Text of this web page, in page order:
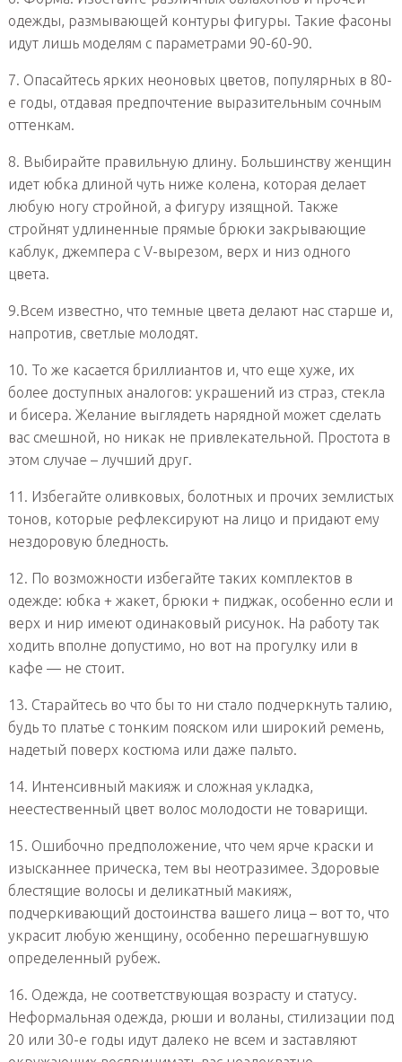
одежды, размывающей контуры фигуры. Такие фасоны
идут лишь моделям с параметрами 90-60-90.
7. Опасайтесь ярких неоновых цветов, популярных в 80-
е годы, отдавая предпочтение выразительным сочным
оттенкам.
8. Выбирайте правильную длину. Большинству женщин
идет юбка длиной чуть ниже колена, которая делает
любую ногу стройной, а фигуру изящной. Также
стройнят удлиненные прямые брюки закрывающие
каблук, джемпера с V-вырезом, верх и низ одного
цвета.
9.Всем известно, что темные цвета делают нас старше и,
напротив, светлые молодят.
10. То же касается бриллиантов и, что еще хуже, их
более доступных аналогов: украшений из страз, стекла
и бисера. Желание выглядеть нарядной может сделать
вас смешной, но никак не привлекательной. Простота в
этом случае – лучший друг.
11. Избегайте оливковых, болотных и прочих землистых
тонов, которые рефлексируют на лицо и придают ему
нездоровую бледность.
12. По возможности избегайте таких комплектов в
одежде: юбка + жакет, брюки + пиджак, особенно если и
верх и ниp имеют одинаковый рисунок. На работу так
ходить вполне допустимо, но вот на прогулку или в
кафе — не стоит.
13. Старайтесь во что бы то ни стало подчеркнуть талию,
будь то платье с тонким пояском или широкий ремень,
надетый поверх костюма или даже пальто.
14. Интенсивный макияж и сложная укладка,
неестественный цвет волос молодости не товарищи.
15. Ошибочно предположение, что чем ярче краски и
изысканнее прическа, тем вы неотразимее. Здоровые
блестящие волосы и деликатный макияж,
подчеркивающий достоинства вашего лица – вот то, что
украсит любую женщину, особенно перешагнувшую
определенный рубеж.
16. Одежда, не соответствующая возрасту и статусу.
Неформальная одежда, рюши и воланы, стилизации под
20 или 30-е годы идут далеко не всем и заставляют